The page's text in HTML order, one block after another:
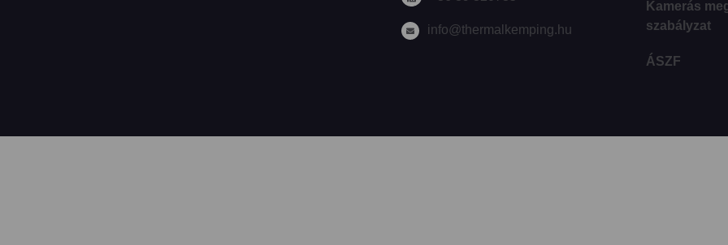
info@thermalkemping.hu
Kamerás
szabályzat
ÁSZF